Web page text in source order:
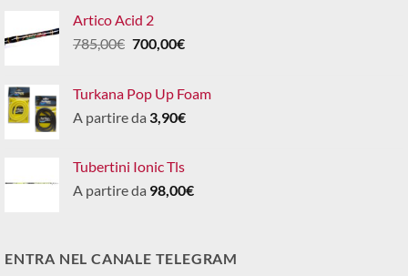
Artico Acid 2
785,00€ Il
era:
785,00€.
700,00€Il
è:
700,00€.
Turkana Pop Up Foam
A partire da 3,90€
Tubertini Ionic Tls
A partire da 98,00€
ENTRA NEL CANALE TELEGRAM